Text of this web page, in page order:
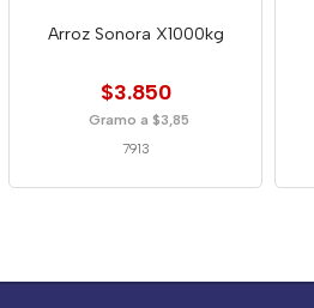
Arroz Sonora X1000kg
$3.850
Gramo a $3,85
7913